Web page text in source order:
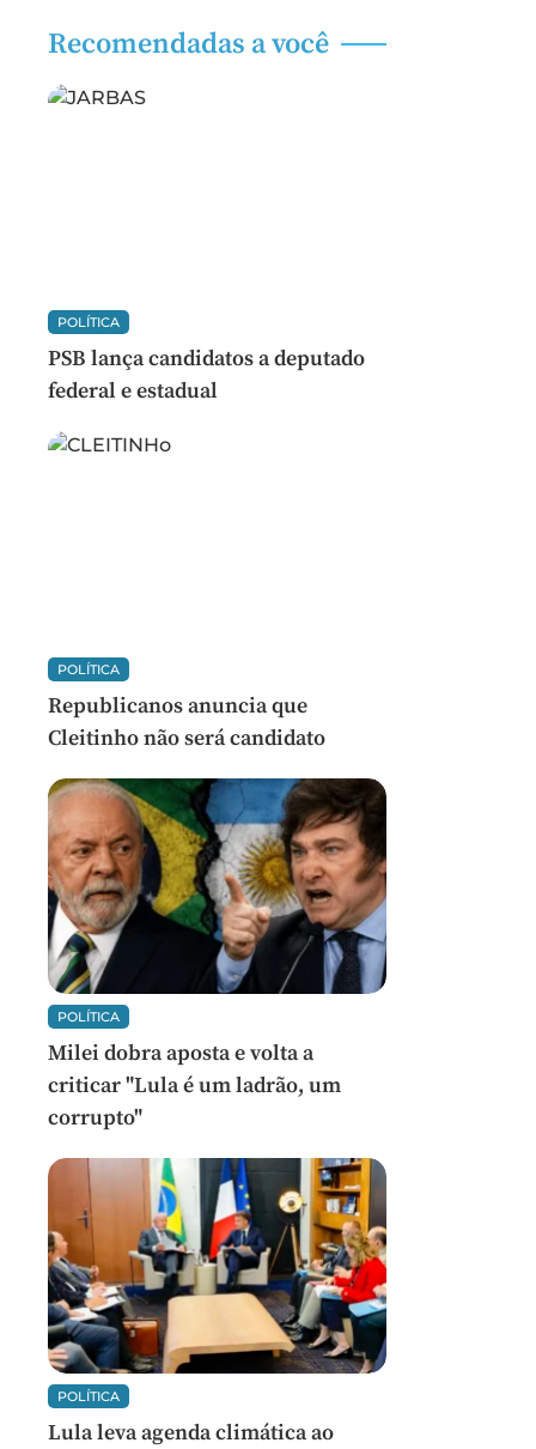
Recomendadas a você
POLÍTICA
PSB lança candidatos a deputado
federal e estadual
POLÍTICA
Republicanos anuncia que
Cleitinho não será candidato
POLÍTICA
Milei dobra aposta e volta a
criticar "Lula é um ladrão, um
corrupto"
POLÍTICA
Lula leva agenda climática ao